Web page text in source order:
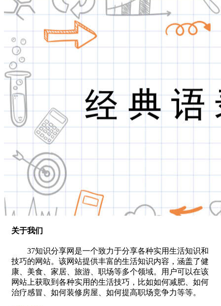
关于我们
37知识分享网是一个致力于分享各种实用生活知识和
技巧的网站。该网站提供丰富的生活知识内容，涵盖了健
康、美食、家居、旅游、职场等多个领域。用户可以在该
网站上获取到各种实用的生活技巧，比如如何减肥、如何
治疗感冒、如何装修房屋、如何提高职场竞争力等等。